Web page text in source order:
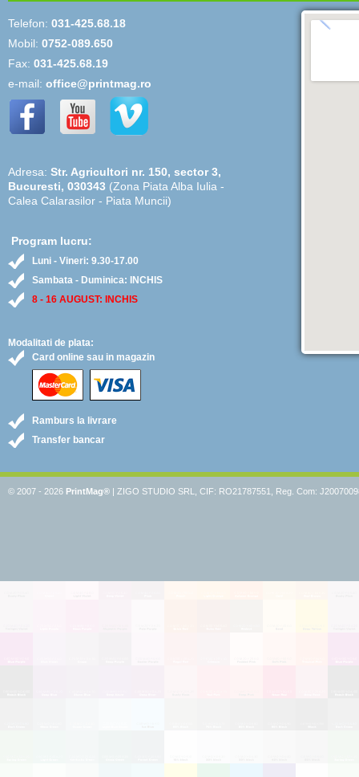
Telefon: 031-425.68.18
Mobil: 0752-089.650
Fax: 031-425.68.19
e-mail: office@printmag.ro
Adresa: Str. Agricultori nr. 150, sector 3,
Bucuresti, 030343 (Zona Piata Alba Iulia -
Calea Calarasilor - Piata Muncii)
Program lucru:
Luni - Vineri: 9.30-17.00
Sambata - Duminica: INCHIS
8 - 16 AUGUST: INCHIS
Modalitati de plata:
Card online sau in magazin
Ramburs la livrare
Transfer bancar
© 2007 - 2026 PrintMag® ZIGO STUDIO SRL, CIF: RO21787551, Reg. Com: